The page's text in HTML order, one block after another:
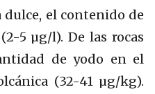
dulce, el contenido de
5 µg/l). De las rocas
de yodo en el
(32-41 µg/kg).